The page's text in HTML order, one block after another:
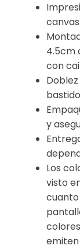
canvas
4.5cm
con
y
Los
visto